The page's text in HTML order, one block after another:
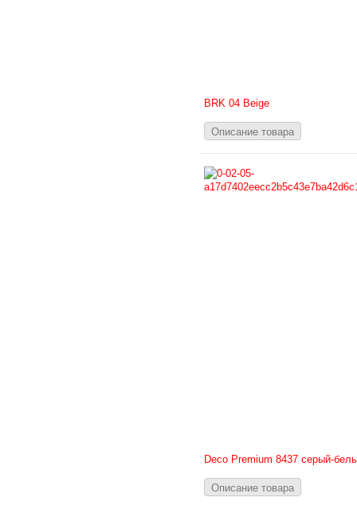
BRK 04 Beige
Описание товара
Deco Premium 8437 серый-
Описание товара